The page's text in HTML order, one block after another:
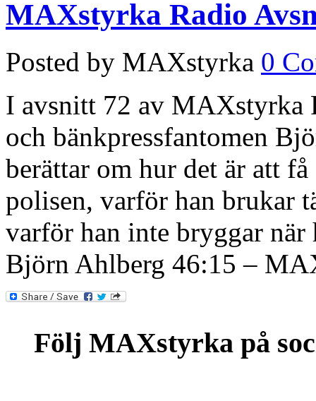
MAXstyrka Radio
Posted by MAXstyrka 0
I avsnitt 72 av MAXstyrka
och bänkpressfantomen
berättar om hur det är att
polisen, varför han brukar
varför han inte bryggar
Björn Ahlberg 46:15 –
Följ MAXstyrka på